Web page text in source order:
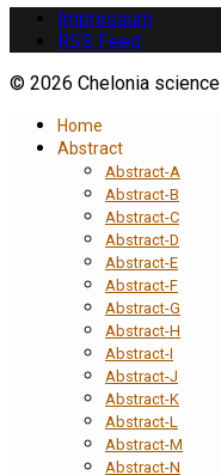
Impressum
RSS Feed
© 2026 Chelonia science
Home
Abstract
Abstract-A
Abstract-B
Abstract-C
Abstract-D
Abstract-E
Abstract-F
Abstract-G
Abstract-H
Abstract-I
Abstract-J
Abstract-K
Abstract-L
Abstract-M
Abstract-N